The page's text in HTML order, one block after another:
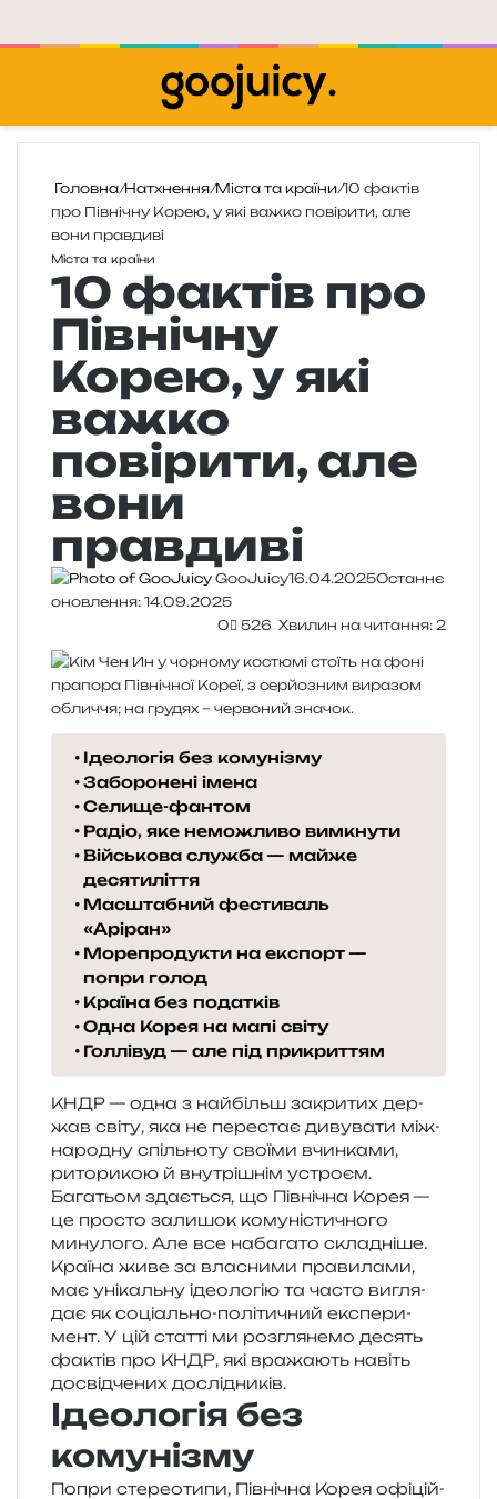
Головна/Натхнення/Міста та країни/10 фактів
про Північну Корею, у які важко повірити, але
вони правдиві
Міста та країни
10 фактів про
Північну
Корею, у які
важко
повірити, але
вони
правдиві
GooJuicy16.04.2025Останнє
оновлення: 14.09.2025
0
526 Хвилин на читання: 2
Ідеологія без комунізму
Заборонені імена
Селище-фантом
Радіо, яке неможливо вимкнути
Військова служба — майже
десятиліття
Масштабний фестиваль
«Аріран»
Морепродукти на експорт —
попри голод
Країна без податків
Одна Корея на мапі світу
Голлівуд — але під прикриттям
КНДР — одна з най­більш закри­тих дер­
жав світу, яка не пере­стає диву­ва­ти між­
на­ро­дну спіль­но­ту сво­ї­ми вчин­ка­ми,
рито­ри­кою й вну­трі­шнім устро­єм.
Багатьом зда­є­ться, що Північна Корея —
це про­сто зали­шок кому­ні­сти­чно­го
мину­ло­го. Але все наба­га­то скла­дні­ше.
Країна живе за вла­сни­ми пра­ви­ла­ми,
має уні­каль­ну іде­о­ло­гію та часто вигля­
дає як соці­аль­но-полі­ти­чний екс­пе­ри­
мент. У цій стат­ті ми роз­гля­не­мо десять
фактів про КНДР, які вра­жа­ють навіть
досвід­че­них дослідників.
Ідеологія без
комунізму
Попри сте­ре­о­ти­пи, Північна Корея офі­цій­